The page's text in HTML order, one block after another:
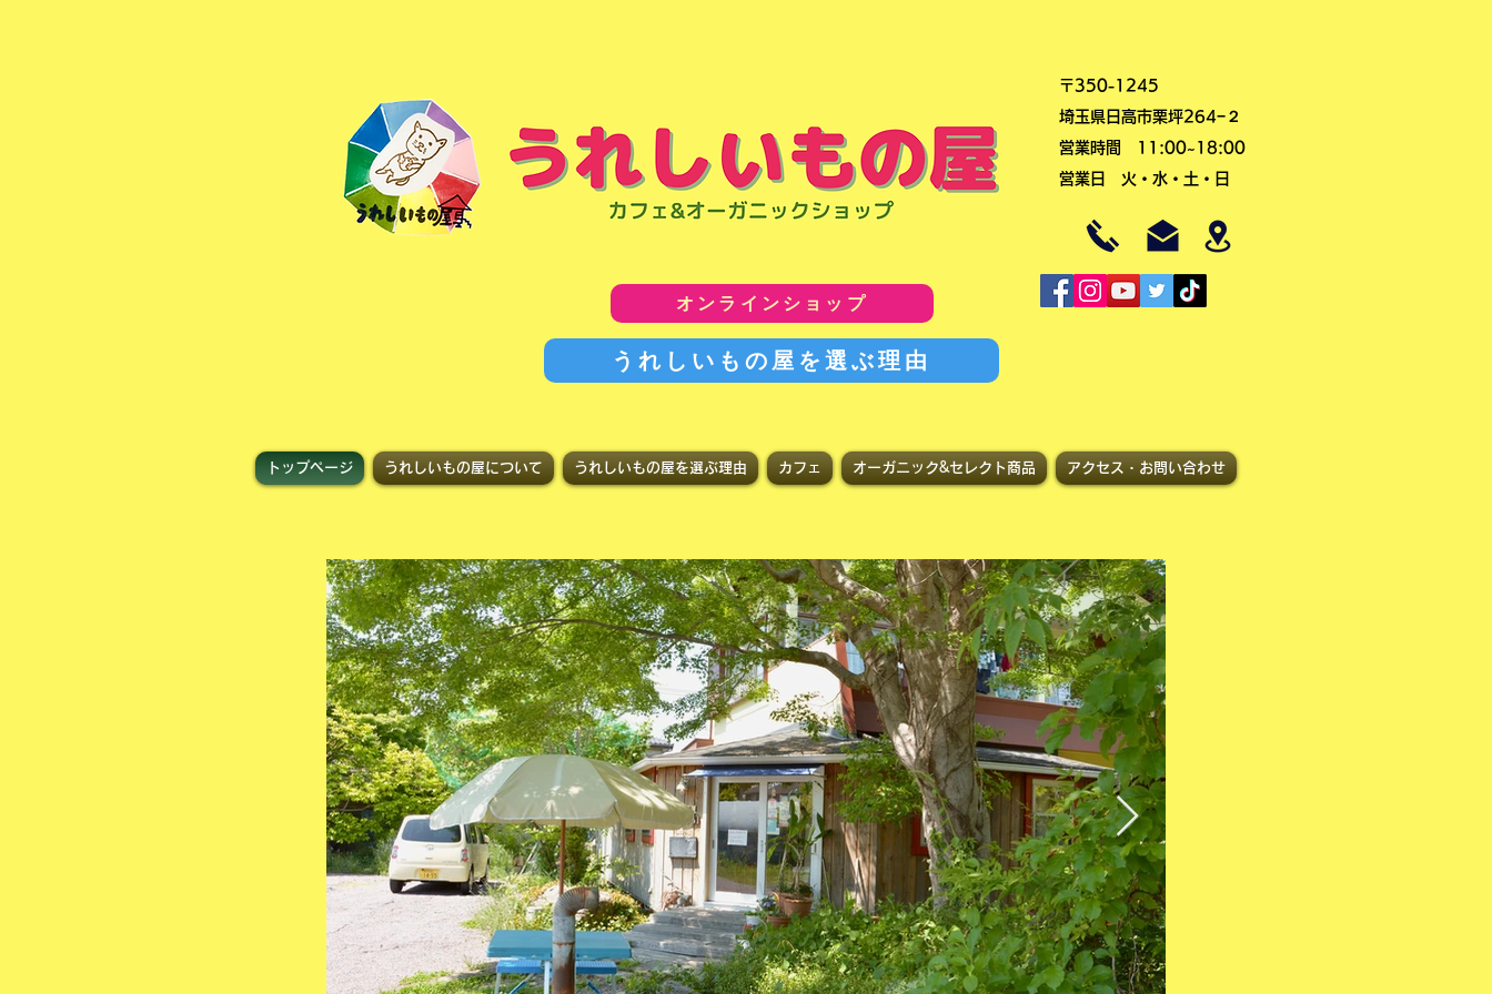
〒350-1245
埼玉県日高市栗坪264−２
営業時間 11:00~18:00
​営業日 火・水・土・日
オンラインショップ
うれしいもの屋を選ぶ理由
トップページ うれしいもの屋について うれしいもの屋を選ぶ理由 カフェ オーガニック&セレクト商品 アクセス・お問い合わせ